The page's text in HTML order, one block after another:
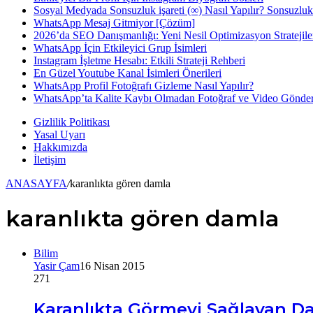
...
Sosyal Medyada Sonsuzluk işareti (∞) Nasıl Yapılır?
WhatsApp Mesaj Gitmiyor [Çözüm]
2026’da SEO Danışmanlığı: Yeni Nesil Optimizasyon
WhatsApp İçin Etkileyici Grup İsimleri
Instagram İşletme Hesabı: Etkili Strateji Rehberi
En Güzel Youtube Kanal İsimleri Önerileri
WhatsApp Profil Fotoğrafı Gizleme Nasıl Yapılır?
WhatsApp’ta Kalite Kaybı Olmadan Fotoğraf ve Video
Gizlilik Politikası
Yasal Uyarı
Hakkımızda
İletişim
ANASAYFA/karanlıkta gören damla
karanlıkta gören damla
Bilim
Yasir Çam16 Nisan 2015
271